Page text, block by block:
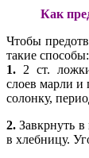
Как
Чтобы
такие способы:
1. 2 ст.
слоев марли и
солонку,
2. Завкрнуть
в хлебницу.